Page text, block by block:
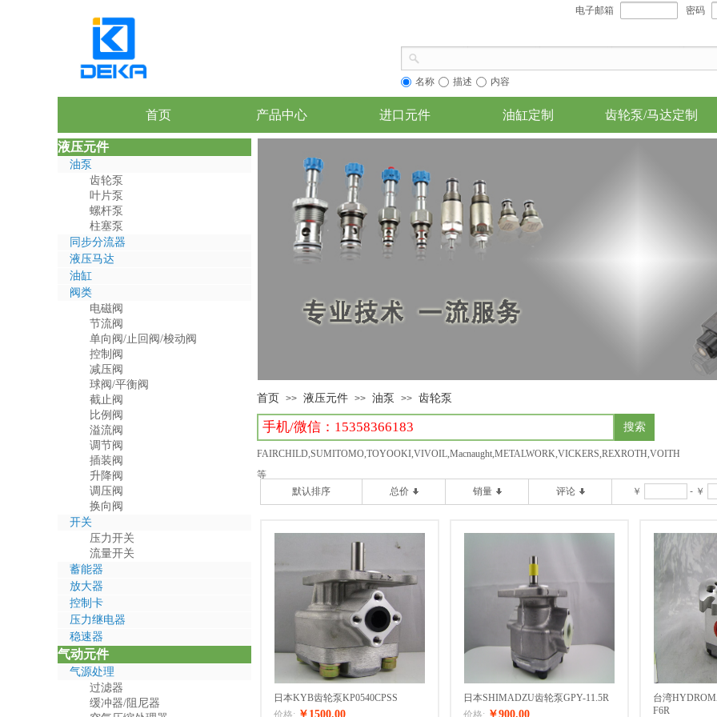
电子邮箱 密码
名称 描述 内容
首页 产品中心 进口元件 油缸定制 齿轮泵/马达定制
液压元件
油泵
齿轮泵
叶片泵
螺杆泵
柱塞泵
同步分流器
液压马达
油缸
阀类
电磁阀
节流阀
单向阀/止回阀/梭动阀
控制阀
减压阀
球阀/平衡阀
截止阀
比例阀
溢流阀
调节阀
插装阀
升降阀
调压阀
换向阀
开关
压力开关
流量开关
蓄能器
放大器
控制卡
压力继电器
稳速器
气动元件
气源处理
过滤器
缓冲器/阻尼器
首页 >> 液压元件 >> 油泵 >> 齿轮泵
搜索
FAIRCHILD,SUMITOMO,TOYOOKI,VIVOIL,Macnaught,METALWORK,VICKERS,REXROTH,VOITH
等
默认排序
总价 销量 评论 ￥ - ￥
日本KYB齿轮泵KP0540CPSS
价格: ￥1500.00
日本SHIMADZU齿轮泵GPY-11.5R
价格: ￥900.00
台湾
F6R